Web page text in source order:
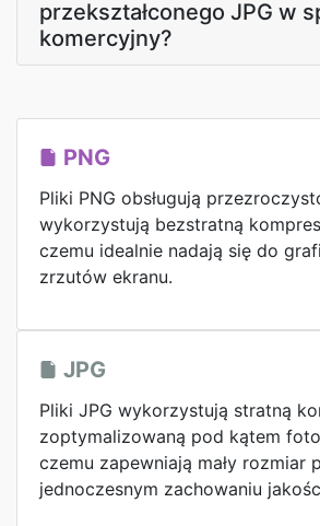
przekształconego JPG w
komercyjny?
PNG
Pliki PNG obsługują
wykorzystują bezstratną
czemu idealnie nadają się do
zrzutów ekranu.
JPG
Pliki JPG wykorzystują stratną
zoptymalizowaną pod kątem
czemu zapewniają mały rozmiar
jednoczesnym zachowaniu